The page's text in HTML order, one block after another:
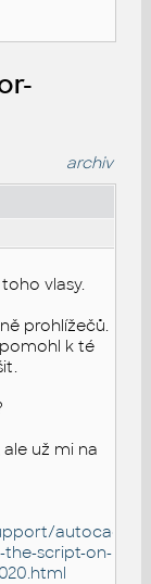
archiv
vlasy.
prohlížečů.
k té
už mi na
autocad/
the-script-on-